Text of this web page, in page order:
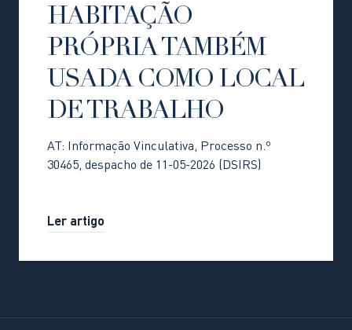
HABITAÇÃO
PRÓPRIA TAMBÉM
USADA COMO LOCAL
DE TRABALHO
AT: Informação Vinculativa, Processo n.º
30465, despacho de 11-05-2026 (DSIRS)
Ler artigo